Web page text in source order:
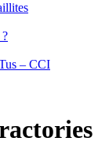
– CCI